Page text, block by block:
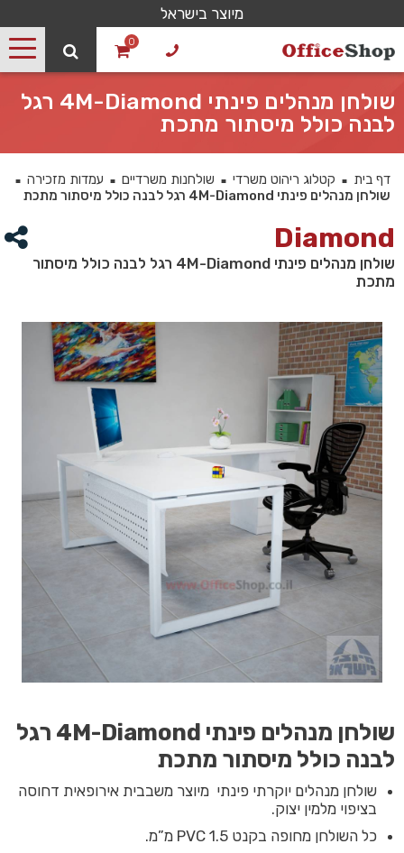
מיוצר בישראל
0
שולחן מנהלים פינתי 4M-Diamond רגל
לבנה כולל מיסתור מתכת
דף בית ■ קטלוג ריהוט משרדי ■ שולחנות משרדיים ■ עמדות מזכירה ■
שולחן מנהלים פינתי 4M-Diamond רגל לבנה כולל מיסתור מתכת
Diamond
שולחן מנהלים פינתי 4M-Diamond רגל לבנה כולל מיסתור
מתכת
שולחן מנהלים פינתי 4M-Diamond רגל
לבנה כולל מיסתור מתכת
שולחן מנהלים יוקרתי פינתי מיוצר משבבית אירופאית דחוסה
בציפוי מלמין יצוק.
כל השולחן מחופה בקנט PVC 1.5 מ”מ.